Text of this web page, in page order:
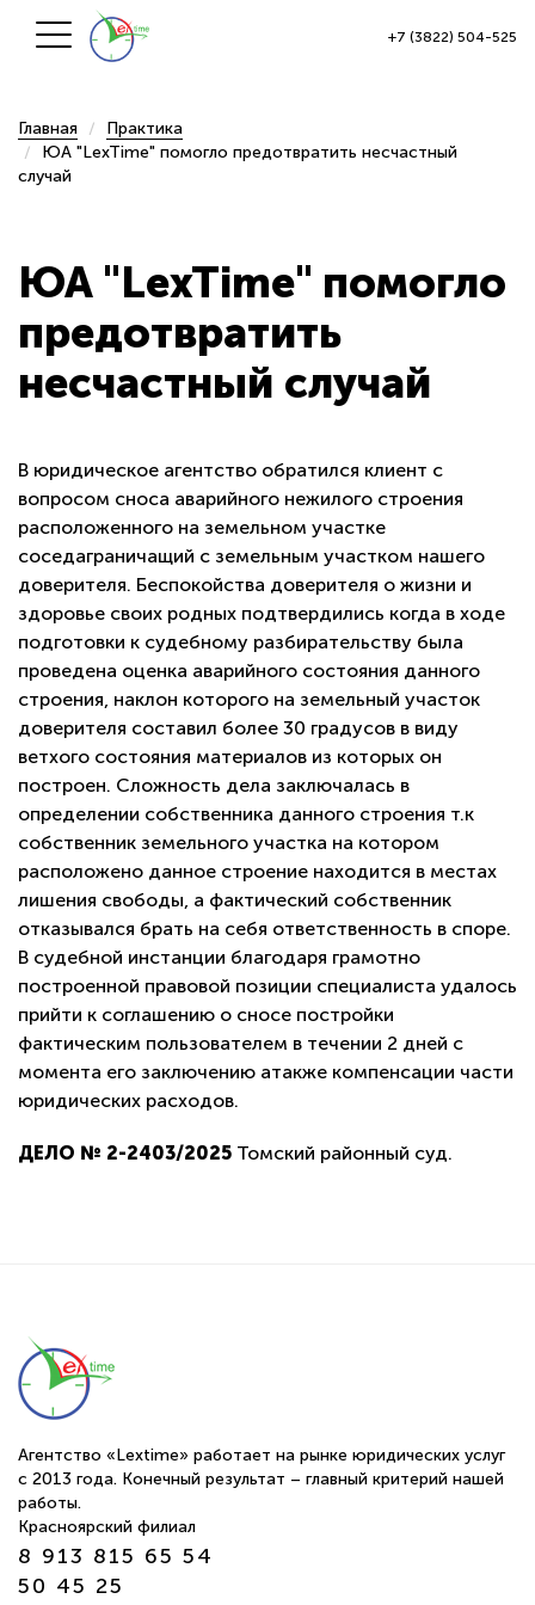
+7 (3822) 504-525
Главная
Практика
ЮА "LexTime" помогло предотвратить несчастный
случай
ЮА "LexTime" помогло
предотвратить
несчастный случай
В юридическое агентство обратился клиент с
вопросом сноса аварийного нежилого строения
расположенного на земельном участке
соседаграничащий с земельным участком нашего
доверителя. Беспокойства доверителя о жизни и
здоровье своих родных подтвердились когда в ходе
подготовки к судебному разбирательству была
проведена оценка аварийного состояния данного
строения, наклон которого на земельный участок
доверителя составил более 30 градусов в виду
ветхого состояния материалов из которых он
построен. Сложность дела заключалась в
определении собственника данного строения т.к
собственник земельного участка на котором
расположено данное строение находится в местах
лишения свободы, а фактический собственник
отказывался брать на себя ответственность в споре.
В судебной инстанции благодаря грамотно
построенной правовой позиции специалиста удалось
прийти к соглашению о сносе постройки
фактическим пользователем в течении 2 дней с
момента его заключению атакже компенсации части
юридических расходов.
ДЕЛО № 2-2403/2025 Томский районный суд.
Агентство «Lextime» работает на рынке юридических услуг
с 2013 года. Конечный результат – главный критерий нашей
работы.
Красноярский филиал
8 913 815 65 54
50 45 25